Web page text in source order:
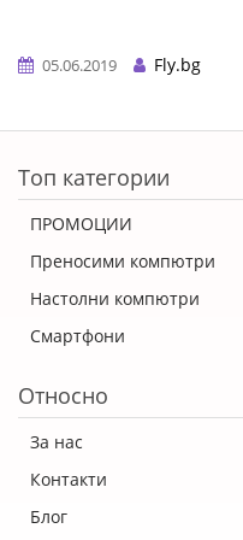
05.06.2019
Fly.bg
Топ категории
ПРОМОЦИИ
Преносими компютри
Настолни компютри
Смартфони
Относно
За нас
Контакти
Блог